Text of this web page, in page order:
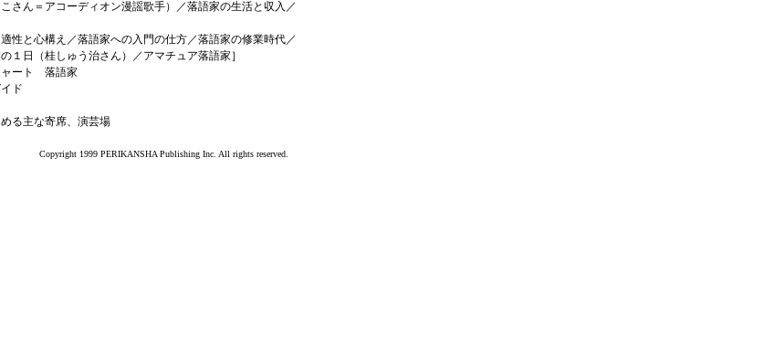
さん＝アコーディオン漫謡歌手）／落語家の生活と収入／
性と心構え／落語家への入門の仕方／落語家の修業時代／
の１日（桂しゅう治さん）／アマチュア落語家］
ャート 落語家
ド
る主な寄席、演芸場
Copyright 1999 PERIKANSHA Publishing Inc. All rights reserved.